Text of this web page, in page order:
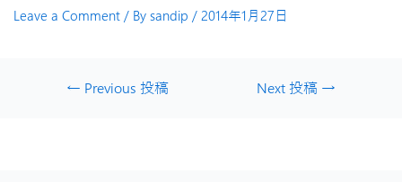
Leave a Comment / By sandip / 2014年1月27日
← Previous 投稿 Next 投稿 →